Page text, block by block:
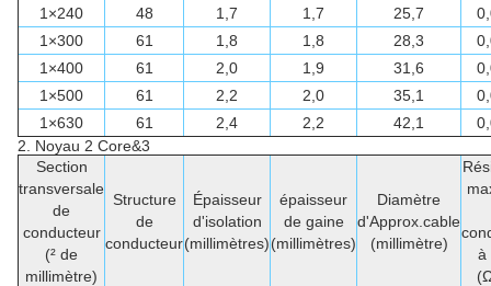
1×240 48 1,7 1,7 25,7
1×300
61 1,8 1,8 28,3
1×400
61 2,0 1,9 31,6
1×500
61 2,2 2,0 35,1
1×630
61 2,4 2,2 42,1
2. Noyau 2 Core&3
Section
transversale
de
conducteur
(² de
millimètre)
Structure
de
conducteur
Épaisseur
d'isolation
(millimètres)
épaisseur
de gaine
(millimètres)
Diamètre
d'Approx.cable
(millimètre)
à